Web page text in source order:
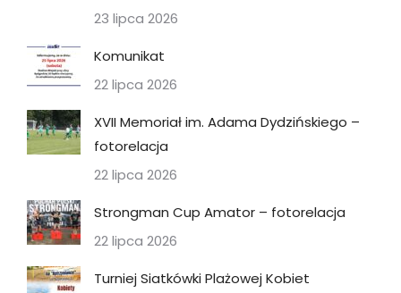
23 lipca 2026
Komunikat
22 lipca 2026
XVII Memoriał im. Adama Dydzińskiego –
fotorelacja
22 lipca 2026
Strongman Cup Amator – fotorelacja
22 lipca 2026
Turniej Siatkówki Plażowej Kobiet